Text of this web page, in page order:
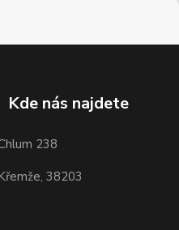
Kde nás najdete
238
38203